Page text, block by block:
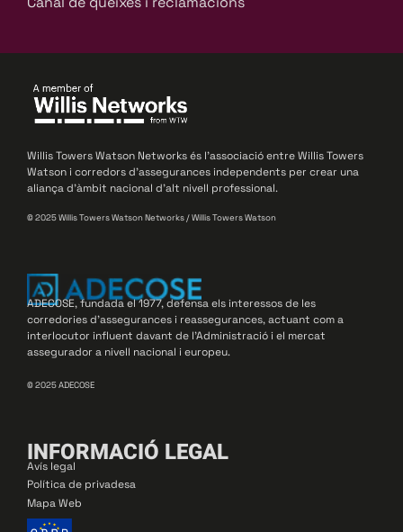
Willis Towers Watson Networks és l’associació entre Willis Towers
Watson i corredors d’assegurances independents per crear una
aliança d’àmbit nacional d’alt nivell professional.
© 2025 Willis Towers Watson Networks / Willis Towers Watson
ADECOSE, fundada el 1977, defensa els interessos de les
corredories d’assegurances i reassegurances, actuant com a
interlocutor influent davant de l’Administració i el mercat
assegurador a nivell nacional i europeu.
© 2025 ADECOSE
INFORMACIÓ LEGAL
Avís legal
Política de privadesa
Mapa Web